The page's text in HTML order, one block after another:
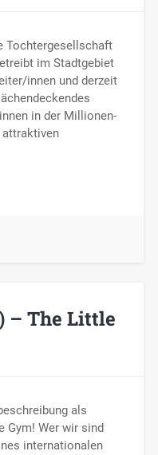
Tochtergesellschaft
im Stadtgebiet
innen und derzeit
in der Millionen-
attraktiven
– The Little
als
Gym! Wer wir sind
internationalen